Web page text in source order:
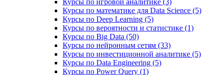
Курсы по игровой аналитике (3)
Курсы по математике для Data Science (5)
Курсы по Deep Learning (5)
Курсы по вероятности и статистике (1)
Курсы по Big Data (50)
Курсы по нейронным сетям (33)
Курсы по инвестиционной аналитике (5)
Курсы по Data Engineering (5)
Курсы по Power Query (1)